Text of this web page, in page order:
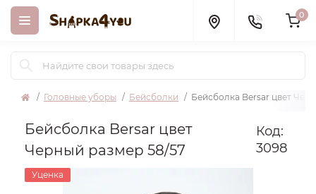
0
Головные уборы Бейсболки Бейсболка Bersar цвет
Бейсболка Bersar цвет
Черный размер 58/57
Код:
3098
Уценка